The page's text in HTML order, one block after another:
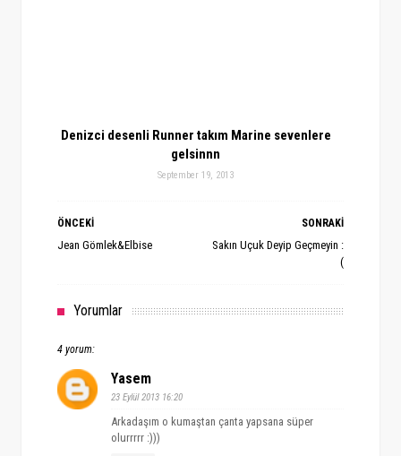
Denizci desenli Runner takım Marine sevenlere
gelsinnn
September 19, 2013
SONRAKİ
Sakın Uçuk Deyip Geçmeyin :
(
ÖNCEKİ
Jean Gömlek&Elbise
Yorumlar
4 yorum:
Yasem
23 Eylül 2013 16:20
Arkadaşım o kumaştan çanta yapsana süper
olurrrrr :)))